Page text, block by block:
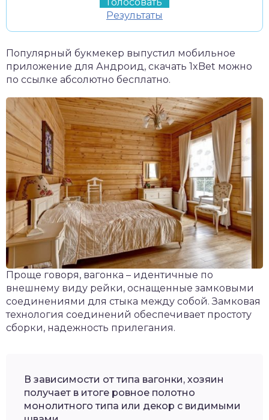
Результаты
Популярный букмекер выпустил мобильное
приложение для Андроид, скачать 1xBet можно
по ссылке абсолютно бесплатно.
Проще говоря, вагонка – идентичные по
внешнему виду рейки, оснащенные замковыми
соединениями для стыка между собой. Замковая
технология соединений обеспечивает простоту
сборки, надежность прилегания.
В зависимости от типа вагонки, хозяин
получает в итоге ровное полотно
монолитного типа или декор с видимыми